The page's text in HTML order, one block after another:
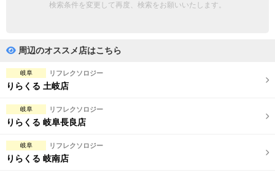
完全個室
ペアルームあり
専用駐車場あり
検索条件を変更して再度、検索をお願いいたします。
周辺のオススメ店はこちら
岐阜 リフレクソロジー
りらくる 土岐店
岐阜 リフレクソロジー
りらくる 岐阜長良店
岐阜 リフレクソロジー
りらくる 岐南店